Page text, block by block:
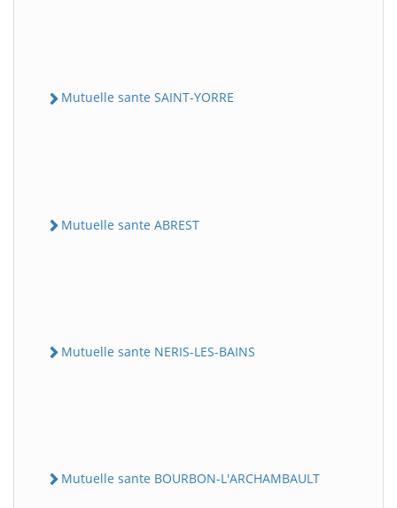
Mutuelle sante SAINT-YORRE
Mutuelle sante ABREST
Mutuelle sante NERIS-LES-BAINS
Mutuelle sante BOURBON-L'ARCHAMBAULT